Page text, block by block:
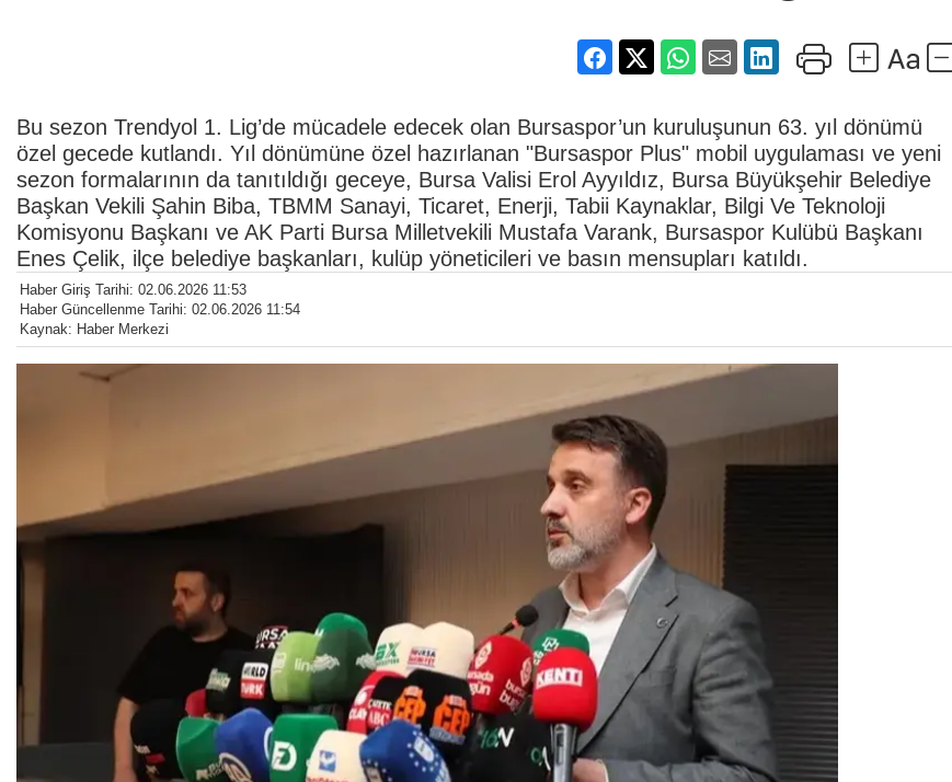
Bu sezon Trendyol 1. Lig’de mücadele edecek olan Bursaspor’un kuruluşunun 63. yıl dönümü
özel gecede kutlandı. Yıl dönümüne özel hazırlanan "Bursaspor Plus" mobil uygulaması ve yeni
sezon formalarının da tanıtıldığı geceye, Bursa Valisi Erol Ayyıldız, Bursa Büyükşehir Belediye
Başkan Vekili Şahin Biba, TBMM Sanayi, Ticaret, Enerji, Tabii Kaynaklar, Bilgi Ve Teknoloji
Komisyonu Başkanı ve AK Parti Bursa Milletvekili Mustafa Varank, Bursaspor Kulübü Başkanı
Enes Çelik, ilçe belediye başkanları, kulüp yöneticileri ve basın mensupları katıldı.
Haber Giriş Tarihi: 02.06.2026 11:53
Haber Güncellenme Tarihi: 02.06.2026 11:54
Kaynak: Haber Merkezi